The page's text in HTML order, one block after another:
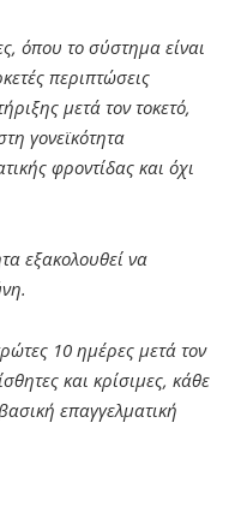
όπου το σύστημα είναι
περιπτώσεις
μετά τον τοκετό,
γονεϊκότητα
φροντίδας και όχι
εξακολουθεί να
10 ημέρες μετά τον
και κρίσιμες, κάθε
επαγγελματική